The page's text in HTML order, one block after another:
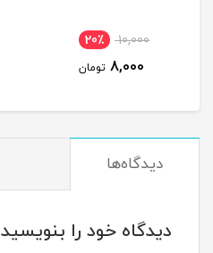
50,000
45,000
دیدگاه‌ها
دیدگاه خود را بنویسید